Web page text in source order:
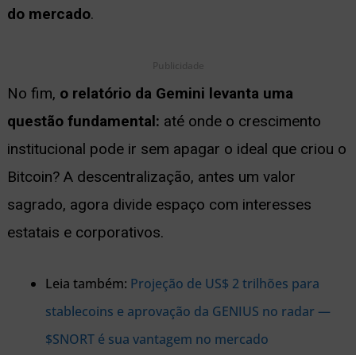
do mercado.
Publicidade
No fim, o relatório da Gemini levanta uma
questão fundamental: até onde o crescimento
institucional pode ir sem apagar o ideal que criou o
Bitcoin? A descentralização, antes um valor
sagrado, agora divide espaço com interesses
estatais e corporativos.
Leia também: Projeção de US$ 2 trilhões para
stablecoins e aprovação da GENIUS no radar —
$SNORT é sua vantagem no mercado